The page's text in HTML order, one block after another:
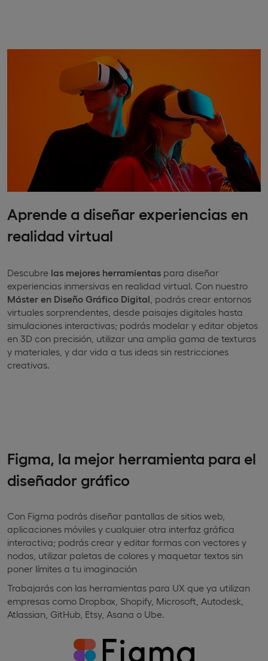
Aprende a diseñar experiencias en
realidad virtual
Descubre las mejores herramientas para diseñar
experiencias inmersivas en realidad virtual. Con nuestro
Máster en Diseño Gráfico Digital , podrás crear entornos
virtuales sorprendentes, desde paisajes digitales hasta
simulaciones interactivas; podrás modelar y editar objetos
en 3D con precisión, utilizar una amplia gama de texturas
y materiales, y dar vida a tus ideas sin restricciones
creativas.
Figma, la mejor herramienta para el
diseñador gráfico
Con Figma podrás diseñar pantallas de sitios web,
aplicaciones móviles y cualquier otra interfaz gráfica
interactiva; podrás crear y editar formas con vectores y
nodos, utilizar paletas de colores y maquetar textos sin
poner límites a tu imaginación
Trabajarás con las herramientas para UX que ya utilizan
empresas como Dropbox, Shopify, Microsoft, Autodesk,
Atlassian, GitHub, Etsy, Asana o Ube.